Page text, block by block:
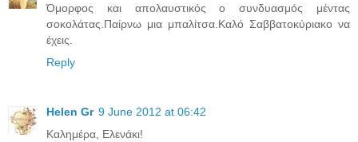
Όμορφος και απολαυστικός ο συνδυασμός μέντας
σοκολάτας.Παίρνω μια μπαλίτσα.Καλό Σαββατοκύριακο να
έχεις.
Reply
Helen Gr 9 June 2012 at 06:42
Καλημέρα, Ελενάκι!